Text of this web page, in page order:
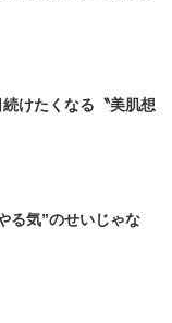
続けたくなる〝美肌想
る気”のせいじゃな